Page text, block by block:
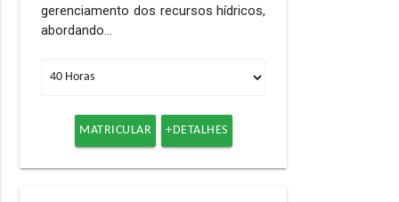
gerenciamento dos recursos hídricos,
abordando…
MATRICULAR +DETALHES